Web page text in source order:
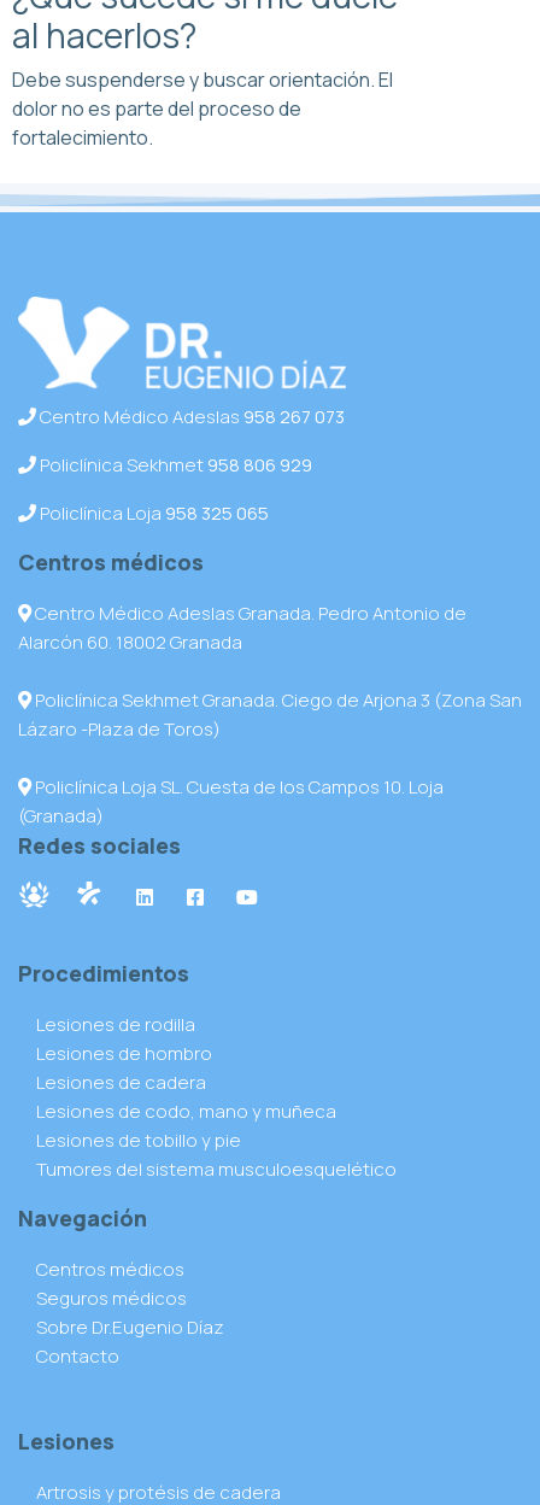
al hacerlos?
Debe suspenderse y buscar orientación. El
dolor no es parte del proceso de
fortalecimiento.
Centro Médico Adeslas 958 267 073
Policlínica Sekhmet958 806 929
Policlínica Loja 958 325 065
Centros médicos
Centro Médico Adeslas Granada. Pedro Antonio de
Alarcón 60. 18002 Granada
Policlínica Sekhmet Granada. Ciego de Arjona 3 (Zona San
Lázaro -Plaza de Toros)
Policlínica Loja SL. Cuesta de los Campos 10. Loja
(Granada)
Redes sociales
Procedimientos
Lesiones de rodilla
Lesiones de hombro
Lesiones de cadera
Lesiones de codo, mano y muñeca
Lesiones de tobillo y pie
Tumores del sistema musculoesquelético
Navegación
Centros médicos
Seguros médicos
Sobre Dr.Eugenio Díaz
Contacto
Lesiones
Artrosis y protésis de cadera